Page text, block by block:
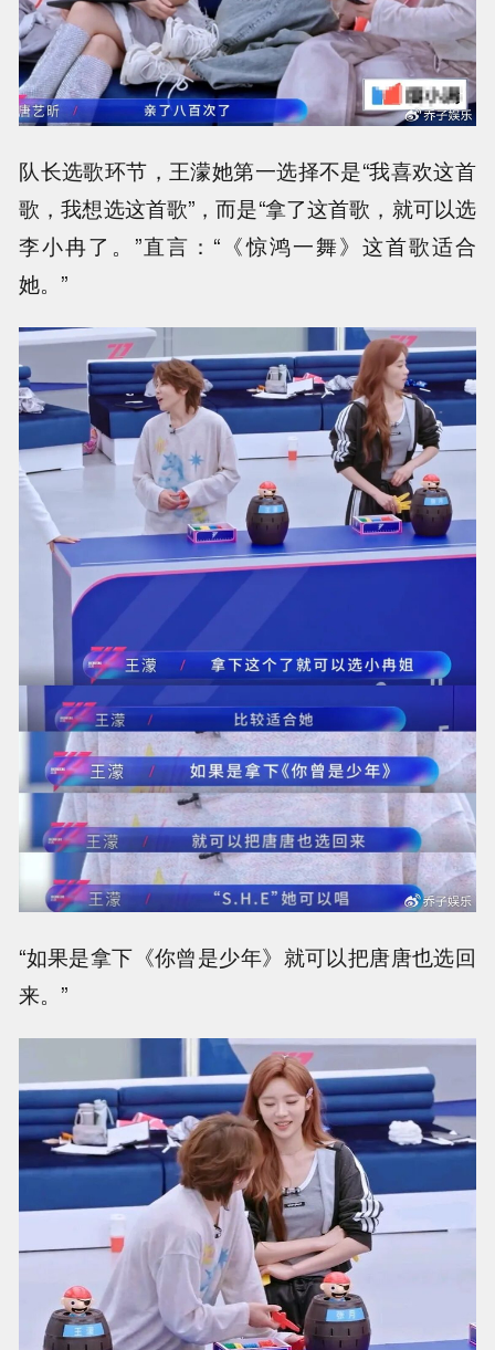
队长选歌环节，王濛她第一选择不是“我喜欢这首
歌，我想选这首歌”，而是“拿了这首歌，就可以选
李小冉了。”直言：“《惊鸿一舞》这首歌适合
她。”
“如果是拿下《你曾是少年》就可以把唐唐也选回
来。”